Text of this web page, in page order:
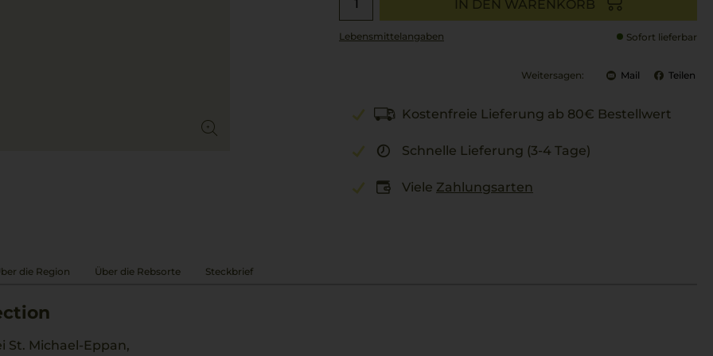
IN DEN WARENKORB
Lebensmittel­angaben Sofort lieferbar
Weitersagen: Mail Teilen
Kostenfreie Lieferung ab 80€ Bestellwert
Schnelle Lieferung (3-4 Tage)
Viele Zahlungsarten
die Region Über die Rebsorte Steckbrief
St. Michael-Eppan,